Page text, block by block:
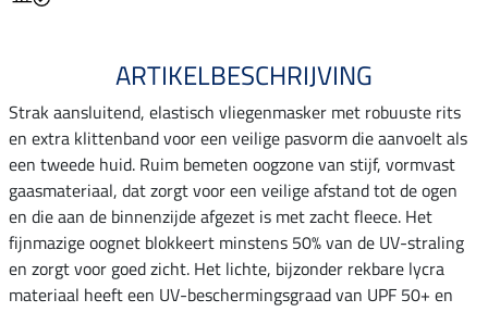
ARTIKELBESCHRIJVING
Strak aansluitend, elastisch vliegenmasker met robuuste rits
en extra klittenband voor een veilige pasvorm die aanvoelt als
een tweede huid. Ruim bemeten oogzone van stijf, vormvast
gaasmateriaal, dat zorgt voor een veilige afstand tot de ogen
en die aan de binnenzijde afgezet is met zacht fleece. Het
fijnmazige oognet blokkeert minstens 50% van de UV-straling
en zorgt voor goed zicht. Het lichte, bijzonder rekbare lycra
materiaal heeft een UV-beschermingsgraad van UPF 50+ en